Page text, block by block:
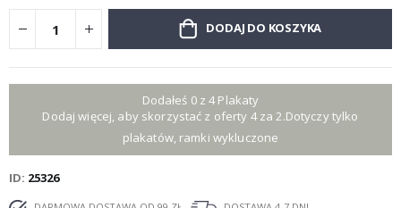
DODAJ DO KOSZYKA
Dodałeś 0 z 4 Plakaty
Dodaj więcej, aby skorzystać z oferty 4 za 2.Dotyczy tylko
plakatów, ramki wykluczone
ID 25326